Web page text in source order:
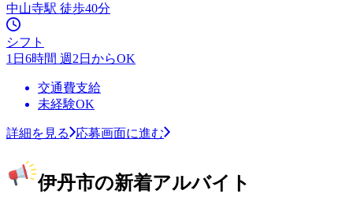
中山寺駅 徒歩40分
シフト
1日6時間 週2日からOK
交通費支給
未経験OK
詳細を見る 応募画面に進む
伊丹市の新着アルバイト